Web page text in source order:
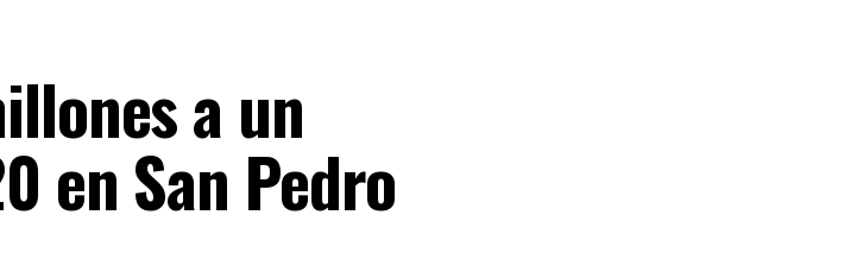
a un
en San Pedro